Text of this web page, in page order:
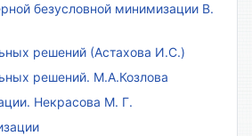
безусловной минимизации В.
решений (Астахова И.С.)
решений. М.А.Козлова
Некрасова М. Г.